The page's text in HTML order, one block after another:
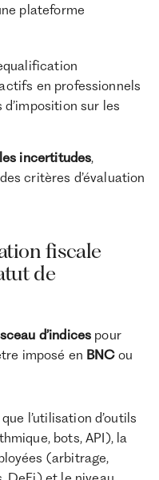
plateforme
en professionnels
sur les
incertitudes,
critères d’évaluation
fiscale
de
d’indices pour
imposé en BNCou
l’utilisation d’outils
bots, API), la
(arbitrage,